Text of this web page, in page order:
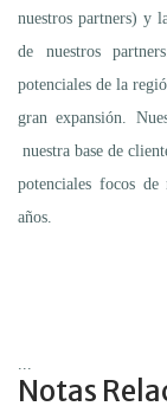
nuestros partners) y
de nuestros
potenciales de la
gran expansión.
nuestra base de
potenciales focos
años.
Notas